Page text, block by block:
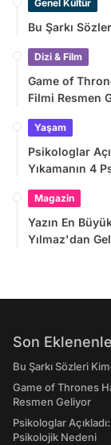
Genel Kültür
Bu Şarkı
Dizi & Film
Game of
Filmi Resmen
Yaşam
Psikologlar
Yıkamanın 4
Magazin
Yazın En
Yılmaz'dan
Son
Bu Şarkı Sözleri
Game of Thrones
Resmen Geliyor
Psikologlar
Psikolojik Nedeni